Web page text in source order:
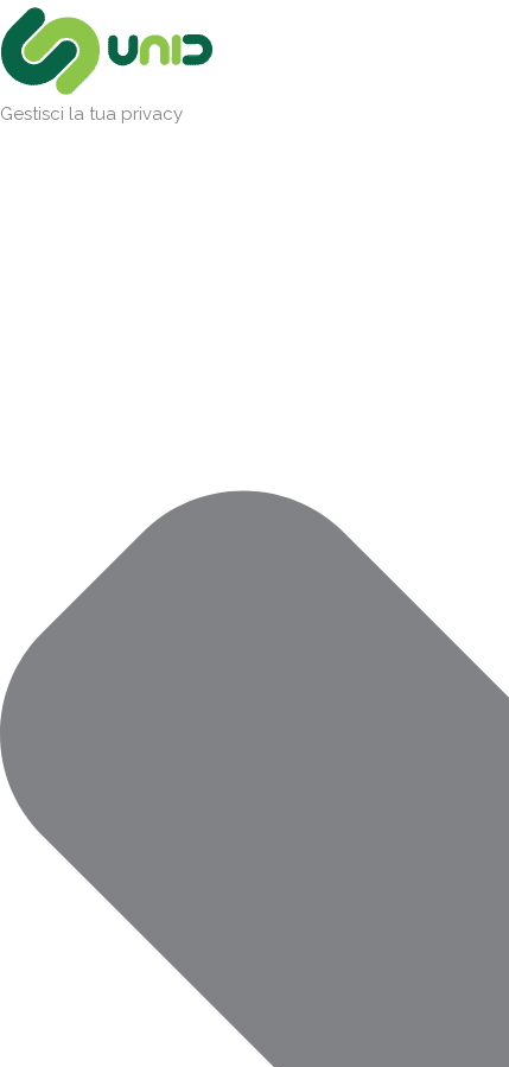
Gestisci la tua privacy
Vai
al
contenuto